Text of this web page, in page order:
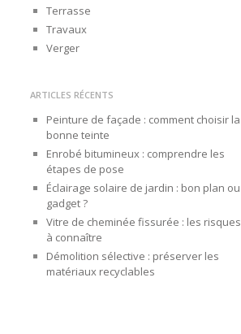
Terrasse
Travaux
Verger
ARTICLES RÉCENTS
Peinture de façade : comment choisir la
bonne teinte
Enrobé bitumineux : comprendre les
étapes de pose
Éclairage solaire de jardin : bon plan ou
gadget ?
Vitre de cheminée fissurée : les risques
à connaître
Démolition sélective : préserver les
matériaux recyclables